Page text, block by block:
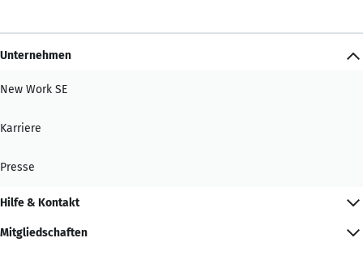
Unternehmen
New Work SE
Karriere
Presse
Hilfe & Kontakt
Mitgliedschaften